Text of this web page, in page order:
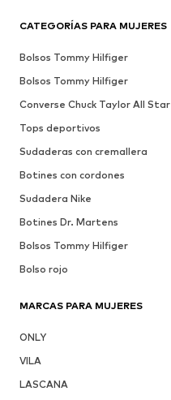
CATEGORÍAS PARA MUJERES
Bolsos Tommy Hilfiger
Bolsos Tommy Hilfiger
Converse Chuck Taylor All Star
Tops deportivos
Sudaderas con cremallera
Botines con cordones
Sudadera Nike
Botines Dr. Martens
Bolsos Tommy Hilfiger
Bolso rojo
MARCAS PARA MUJERES
ONLY
VILA
LASCANA